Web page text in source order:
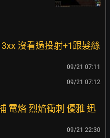
沒看過投射+1跟髮絲
09/21 07:11
09/21 07:12
電烙 烈焰衝刺 優雅 迅
09/21 22:30